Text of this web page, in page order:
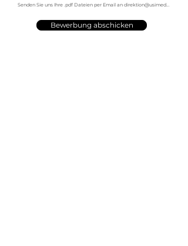
Senden Sie uns Ihre .pdf Dateien per Email an direktion@usimedur.ch
Bewerbung abschicken